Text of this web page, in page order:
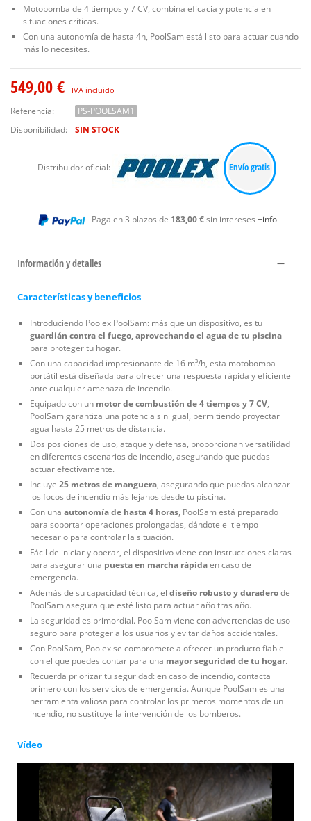
Motobomba de 4 tiempos y 7 CV, combina eficacia y potencia en
situaciones críticas.
Con una autonomía de hasta 4h, PoolSam está listo para actuar cuando
más lo necesites.
549,00 € IVA incluido
Referencia:
PS-POOLSAM1
Disponibilidad:
SIN STOCK
Distribuidor oficial: Envío gratis
Paga en 3 plazos de 183,00 €sin intereses +info
Información y detalles
Características y beneficios
Introduciendo Poolex PoolSam: más que un dispositivo, es tu
guardián contra el fuego, aprovechando el agua de tu piscina
para proteger tu hogar.
Con una capacidad impresionante de 16 m³/h, esta motobomba
portátil está diseñada para ofrecer una respuesta rápida y eficiente
ante cualquier amenaza de incendio.
Equipado con un motor de combustión de 4 tiempos y 7 CV,
PoolSam garantiza una potencia sin igual, permitiendo proyectar
agua hasta 25 metros de distancia.
Dos posiciones de uso, ataque y defensa, proporcionan versatilidad
en diferentes escenarios de incendio, asegurando que puedas
actuar efectivamente.
Incluye 25 metros de manguera, asegurando que puedas alcanzar
los focos de incendio más lejanos desde tu piscina.
Con una autonomía de hasta 4 horas, PoolSam está preparado
para soportar operaciones prolongadas, dándote el tiempo
necesario para controlar la situación.
Fácil de iniciar y operar, el dispositivo viene con instrucciones claras
para asegurar una puesta en marcha rápidaen caso de
emergencia.
Además de su capacidad técnica, el diseño robusto y duraderode
PoolSam asegura que esté listo para actuar año tras año.
La seguridad es primordial. PoolSam viene con advertencias de uso
seguro para proteger a los usuarios y evitar daños accidentales.
Con PoolSam, Poolex se compromete a ofrecer un producto fiable
con el que puedes contar para una mayor seguridad de tu hogar.
Recuerda priorizar tu seguridad: en caso de incendio, contacta
primero con los servicios de emergencia. Aunque PoolSam es una
herramienta valiosa para controlar los primeros momentos de un
incendio, no sustituye la intervención de los bomberos.
Vídeo